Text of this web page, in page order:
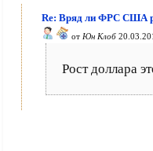
Re: Вряд ли ФРС США
от Юн Клоб
Рост доллара